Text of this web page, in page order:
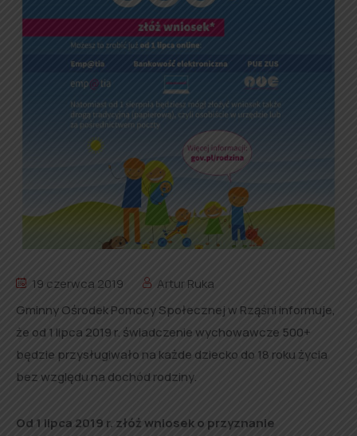
19 czerwca 2019
Artur Ruka
Gminny Ośrodek Pomocy Społecznej w Rząśni informuje,
że od 1 lipca 2019 r. świadczenie wychowawcze 500+
będzie przysługiwało na każde dziecko do 18 roku życia
bez względu na dochód rodziny.
Od 1 lipca 2019 r. złóż wniosek o przyznanie